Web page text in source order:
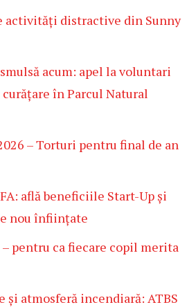
activități distractive din Sunny
acum: apel la voluntari
în Parcul Natural
– Torturi pentru final de an
află beneficiile Start-Up și
nou înființate
– pentru ca fiecare copil merita
și atmosferă incendiară: ATBS